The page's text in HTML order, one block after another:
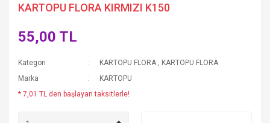
KARTOPU FLORA KIRMIZI K150
55,00 TL
Kategori KARTOPU FLORA , KARTOPU FLORA
Marka
KARTOPU
* 7,01 TL den başlayan taksitlerle!